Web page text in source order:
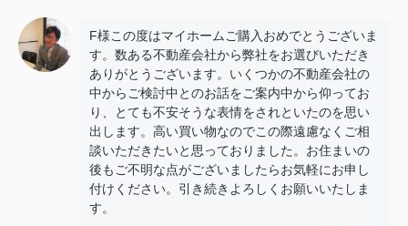
F様この度はマイホームご購入おめでとうございま
す。数ある不動産会社から弊社をお選びいただき
ありがとうございます。いくつかの不動産会社の
中からご検討中とのお話をご案内中から仰ってお
り、とても不安そうな表情をされといたのを思い
出します。高い買い物なのでこの際遠慮なくご相
談いただきたいと思っておりました。お住まいの
後もご不明な点がございましたらお気軽にお申し
付けください。引き続きよろしくお願いいたしま
す。